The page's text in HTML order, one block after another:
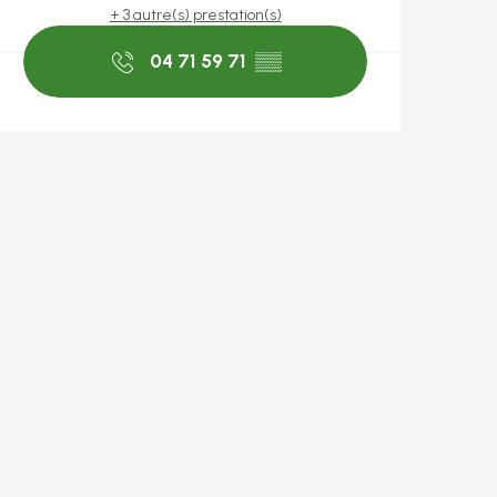
+ 3 autre(s) prestation(s)
04 71 59 71 ▒▒